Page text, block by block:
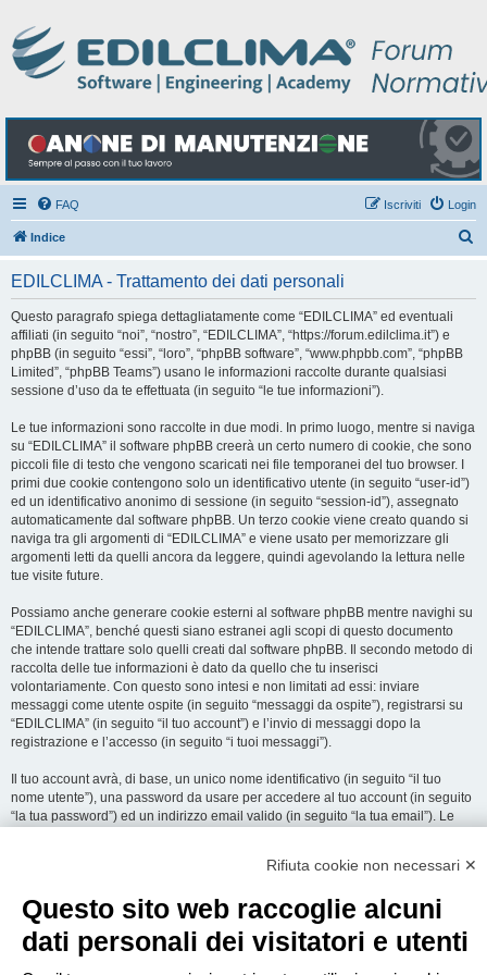
FAQ Login
Iscriviti
Indice
EDILCLIMA - Trattamento dei dati personali
Questo paragrafo spiega dettagliatamente come “EDILCLIMA” ed eventuali
affiliati (in seguito “noi”, “nostro”, “EDILCLIMA”, “https://forum.edilclima.it”) e
phpBB (in seguito “essi”, “loro”, “phpBB software”, “www.phpbb.com”, “phpBB
Limited”, “phpBB Teams”) usano le informazioni raccolte durante qualsiasi
sessione d’uso da te effettuata (in seguito “le tue informazioni”).
Le tue informazioni sono raccolte in due modi. In primo luogo, mentre si naviga
su “EDILCLIMA” il software phpBB creerà un certo numero di cookie, che sono
piccoli file di testo che vengono scaricati nei file temporanei del tuo browser. I
primi due cookie contengono solo un identificativo utente (in seguito “user-id”)
ed un identificativo anonimo di sessione (in seguito “session-id”), assegnato
automaticamente dal software phpBB. Un terzo cookie viene creato quando si
naviga tra gli argomenti di “EDILCLIMA” e viene usato per memorizzare gli
argomenti letti da quelli ancora da leggere, quindi agevolando la lettura nelle
tue visite future.
Possiamo anche generare cookie esterni al software phpBB mentre navighi su
“EDILCLIMA”, benché questi siano estranei agli scopi di questo documento
che intende trattare solo quelli creati dal software phpBB. Il secondo metodo di
raccolta delle tue informazioni è dato da quello che tu inserisci
volontariamente. Con questo sono intesi e non limitati ad essi: inviare
messaggi come utente ospite (in seguito “messaggi da ospite”), registrarsi su
“EDILCLIMA” (in seguito “il tuo account”) e l’invio di messaggi dopo la
registrazione e l’accesso (in seguito “i tuoi messaggi”).
Il tuo account avrà, di base, un unico nome identificativo (in seguito “il tuo
nome utente”), una password da usare per accedere al tuo account (in seguito
“la tua password”) ed un indirizzo email valido (in seguito “la tua email”). Le
alle informazioni di nome utente, password ed indirizzo email richiesti durante
obbligatoria o opzionale, è a totale discrezione di “EDILCLIMA”. In tutti i casi,
hai la possibilità di selezionare quali delle informazioni che hai fornito possano
essere rese pubbliche. All’interno del tuo account, hai facoltà di opt-in o opt-out
Rifiuta cookie non necessari ✕
Questo sito web raccoglie alcuni
dati personali dei visitatori e utenti